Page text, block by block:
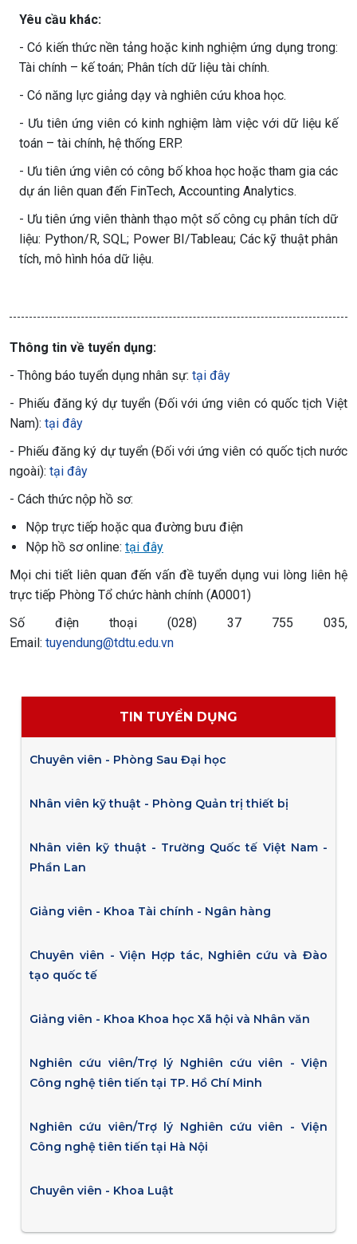
Yêu cầu khác:
- Có kiến thức nền tảng hoặc kinh nghiệm ứng dụng trong:
Tài chính – kế toán; Phân tích dữ liệu tài chính.
- Có năng lực giảng dạy và nghiên cứu khoa học.
- Ưu tiên ứng viên có kinh nghiệm làm việc với dữ liệu kế
toán – tài chính, hệ thống ERP.
- Ưu tiên ứng viên có công bố khoa học hoặc tham gia các
dự án liên quan đến FinTech, Accounting Analytics.
- Ưu tiên ứng viên thành thạo một số công cụ phân tích dữ
liệu: Python/R, SQL; Power BI/Tableau; Các kỹ thuật phân
tích, mô hình hóa dữ liệu.
Thông tin về tuyển dụng:
- Thông báo tuyển dụng nhân sự: tại đây
- Phiếu đăng ký dự tuyển (Đối với ứng viên có quốc tịch Việt
Nam): tại đây
- Phiếu đăng ký dự tuyển (Đối với ứng viên có quốc tịch nước
ngoài): tại đây
- Cách thức nộp hồ sơ:
Nộp trực tiếp hoặc qua đường bưu điện
Nộp hồ sơ online: tại đây
Mọi chi tiết liên quan đến vấn đề tuyển dụng vui lòng liên hệ
trực tiếp Phòng Tổ chức hành chính (A0001)
Số điện thoại (028) 37 755 035,
Email: tuyendung@tdtu.edu.vn
TIN TUYỂN DỤNG
Chuyên viên - Phòng Sau Đại học
Nhân viên kỹ thuật - Phòng Quản trị thiết bị
Nhân viên kỹ thuật - Trường Quốc tế Việt Nam -
Phần Lan
Giảng viên - Khoa Tài chính - Ngân hàng
Chuyên viên - Viện Hợp tác, Nghiên cứu và Đào
tạo quốc tế
Giảng viên - Khoa Khoa học Xã hội và Nhân văn
Nghiên cứu viên/Trợ lý Nghiên cứu viên - Viện
Công nghệ tiên tiến tại TP. Hồ Chí Minh
Nghiên cứu viên/Trợ lý Nghiên cứu viên - Viện
Công nghệ tiên tiến tại Hà Nội
Chuyên viên - Khoa Luật